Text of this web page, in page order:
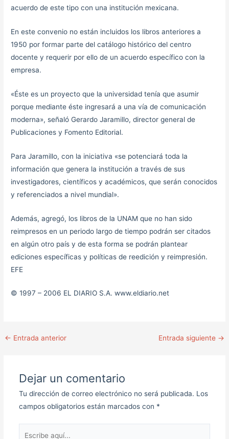
acuerdo de este tipo con una institución mexicana.
En este convenio no están incluidos los libros anteriores a
1950 por formar parte del catálogo histórico del centro
docente y requerir por ello de un acuerdo específico con la
empresa.
«Éste es un proyecto que la universidad tenía que asumir
porque mediante éste ingresará a una vía de comunicación
moderna», señaló Gerardo Jaramillo, director general de
Publicaciones y Fomento Editorial.
Para Jaramillo, con la iniciativa «se potenciará toda la
información que genera la institución a través de sus
investigadores, científicos y académicos, que serán conocidos
y referenciados a nivel mundial».
Además, agregó, los libros de la UNAM que no han sido
reimpresos en un periodo largo de tiempo podrán ser citados
en algún otro país y de esta forma se podrán plantear
ediciones específicas y políticas de reedición y reimpresión.
EFE
© 1997 – 2006 EL DIARIO S.A. www.eldiario.net
← Entrada anterior Entrada siguiente →
Dejar un comentario
Tu dirección de correo electrónico no será publicada. Los
campos obligatorios están marcados con *